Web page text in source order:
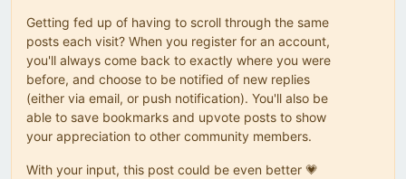
Getting fed up of having to scroll through the same
posts each visit? When you register for an account,
you'll always come back to exactly where you were
before, and choose to be notified of new replies
(either via email, or push notification). You'll also be
able to save bookmarks and upvote posts to show
your appreciation to other community members.
With your input, this post could be even better 💗